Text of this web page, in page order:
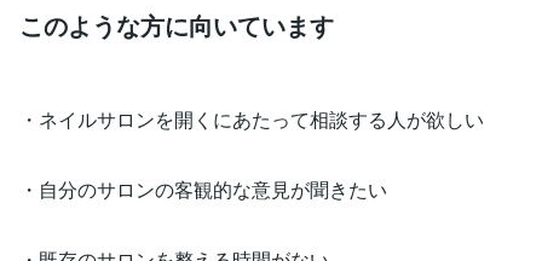
このような方に向いています
・ネイルサロンを開くにあたって相談する人が欲しい
・自分のサロンの客観的な意見が聞きたい